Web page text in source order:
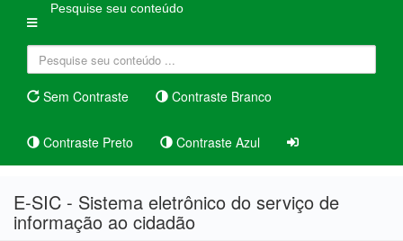
Pesquise seu conteúdo
Sem Contraste Contraste Branco
Contraste Preto Contraste Azul
E-SIC - Sistema eletrônico do serviço de
informação ao cidadão